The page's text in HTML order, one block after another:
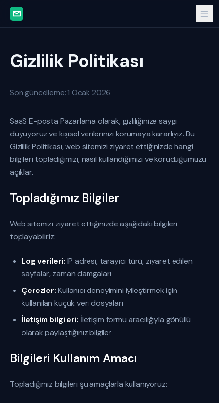
Gizlilik Politikası
Son güncelleme: 1 Ocak 2026
SaaS E-posta Pazarlama olarak, gizliliğinize saygı
duyuyoruz ve kişisel verilerinizi korumaya kararlıyız. Bu
Gizlilik Politikası, web sitemizi ziyaret ettiğinizde hangi
bilgileri topladığımızı, nasıl kullandığımızı ve koruduğumuzu
açıklar.
Topladığımız Bilgiler
Web sitemizi ziyaret ettiğinizde aşağıdaki bilgileri
toplayabiliriz:
Log verileri: IP adresi, tarayıcı türü, ziyaret edilen
sayfalar, zaman damgaları
Çerezler:Kullanıcı deneyimini iyileştirmek için
kullanılan küçük veri dosyaları
İletişim bilgileri: İletişim formu aracılığıyla gönüllü
olarak paylaştığınız bilgiler
Bilgileri Kullanım Amacı
Topladığımız bilgileri şu amaçlarla kullanıyoruz: